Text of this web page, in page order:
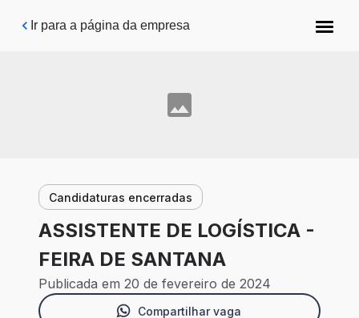
Pular para o conteúdo principal
Ir para a página da empresa
Candidaturas encerradas
ASSISTENTE DE LOGÍSTICA -
FEIRA DE SANTANA
Publicada em 20 de fevereiro de 2024
Compartilhar vaga